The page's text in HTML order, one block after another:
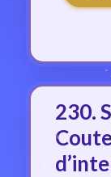
230.